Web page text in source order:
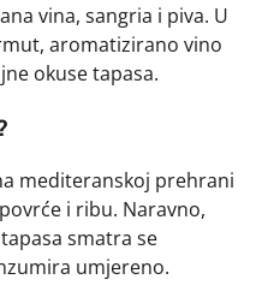
vina, sangria i piva. U
aromatizirano vino
okuse tapasa.
mediteranskoj prehrani
i ribu. Naravno,
smatra se
umjereno.